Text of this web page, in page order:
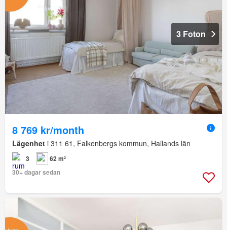
3 Foton
8 769 kr/month
Lägenhet i 311 61, Falkenbergs kommun, Hallands län
3
62 m²
30+ dagar sedan